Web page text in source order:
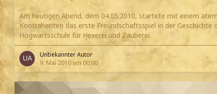
Am heutigen Abend, dem 04.05.2010, startete mit einem
Kontrahenten das erste Freundschaftsspiel in der Geschichte
Hogwartsschule für Hexerei und Zauberei.
Unbekannter Autor
9. Mai 2010 um 00:00